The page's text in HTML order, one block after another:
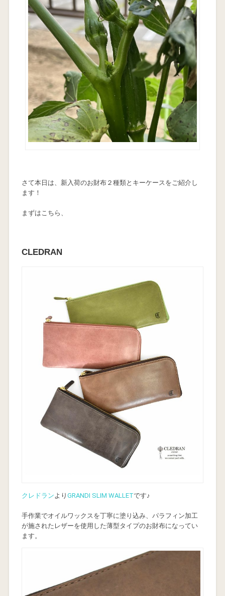
さて本日は、新入荷のお財布２種類とキーケースをご紹介し
ます！
まずはこちら、
CLEDRAN
クレドラン より GRANDI SLIM WALLETです♪
手作業でオイルワックスを丁寧に塗り込み、パラフィン加工
が施されたレザーを使用した薄型タイプのお財布になってい
ます。